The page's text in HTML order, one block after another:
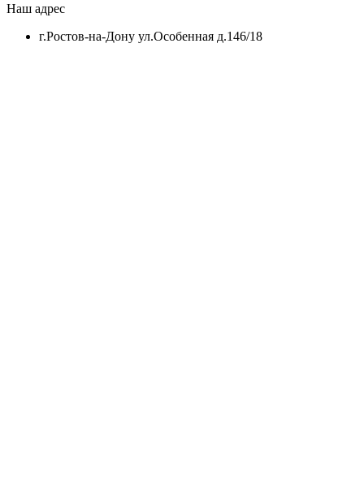
Наш адрес
г.Ростов-на-Дону ул.Особенная д.146/18